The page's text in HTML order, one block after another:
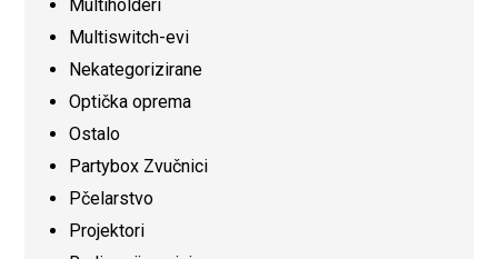
Multiholderi
Multiswitch-evi
Nekategorizirane
Optička oprema
Ostalo
Partybox Zvučnici
Pčelarstvo
Projektori